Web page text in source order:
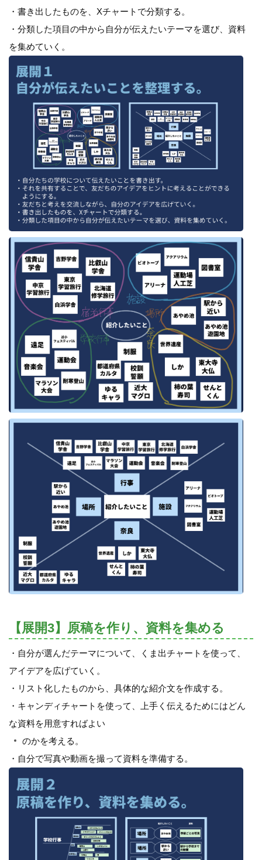
・書き出したものを、Xチャートで分類する。
・分類した項目の中から自分が伝えたいテーマを選び、資料
を集めていく。
【展開3】原稿を作り、資料を集める
・自分が選んだテーマについて、くま出チャートを使って、
アイデアを広げていく。
・リスト化したものから、具体的な紹介文を作成する。
・キャンディチャートを使って、上手く伝えるためにはどん
な資料を用意すればよい
のかを考える。
・自分で写真や動画を撮って資料を準備する。